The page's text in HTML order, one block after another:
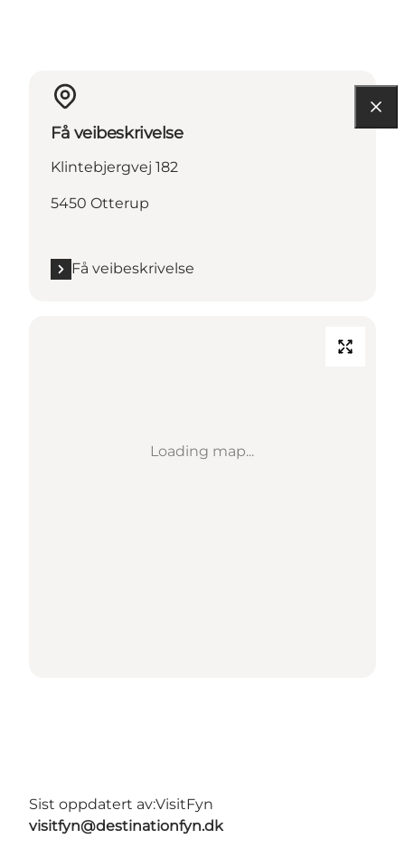
Få veibeskrivelse
Klintebjergvej 182
5450 Otterup
Få veibeskrivelse
Loading map...
Sist oppdatert av:VisitFyn
visitfyn@destinationfyn.dk